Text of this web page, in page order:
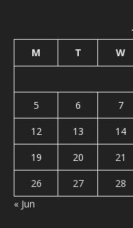
M T W
5
6 7
12
13 14
19
20 21
26
27 28
« Jun